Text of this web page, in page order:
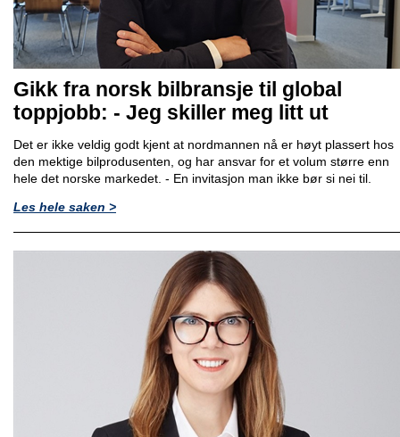
Gikk fra norsk bilbransje til global
toppjobb: - Jeg skiller meg litt ut
Det er ikke veldig godt kjent at nordmannen nå er høyt plassert hos
den mektige bilprodusenten, og har ansvar for et volum større enn
hele det norske markedet. - En invitasjon man ikke bør si nei til.
Les hele saken >